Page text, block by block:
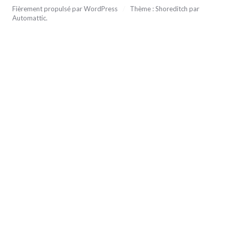
Fièrement propulsé par WordPress
Thème : Shoreditch par
Automattic.